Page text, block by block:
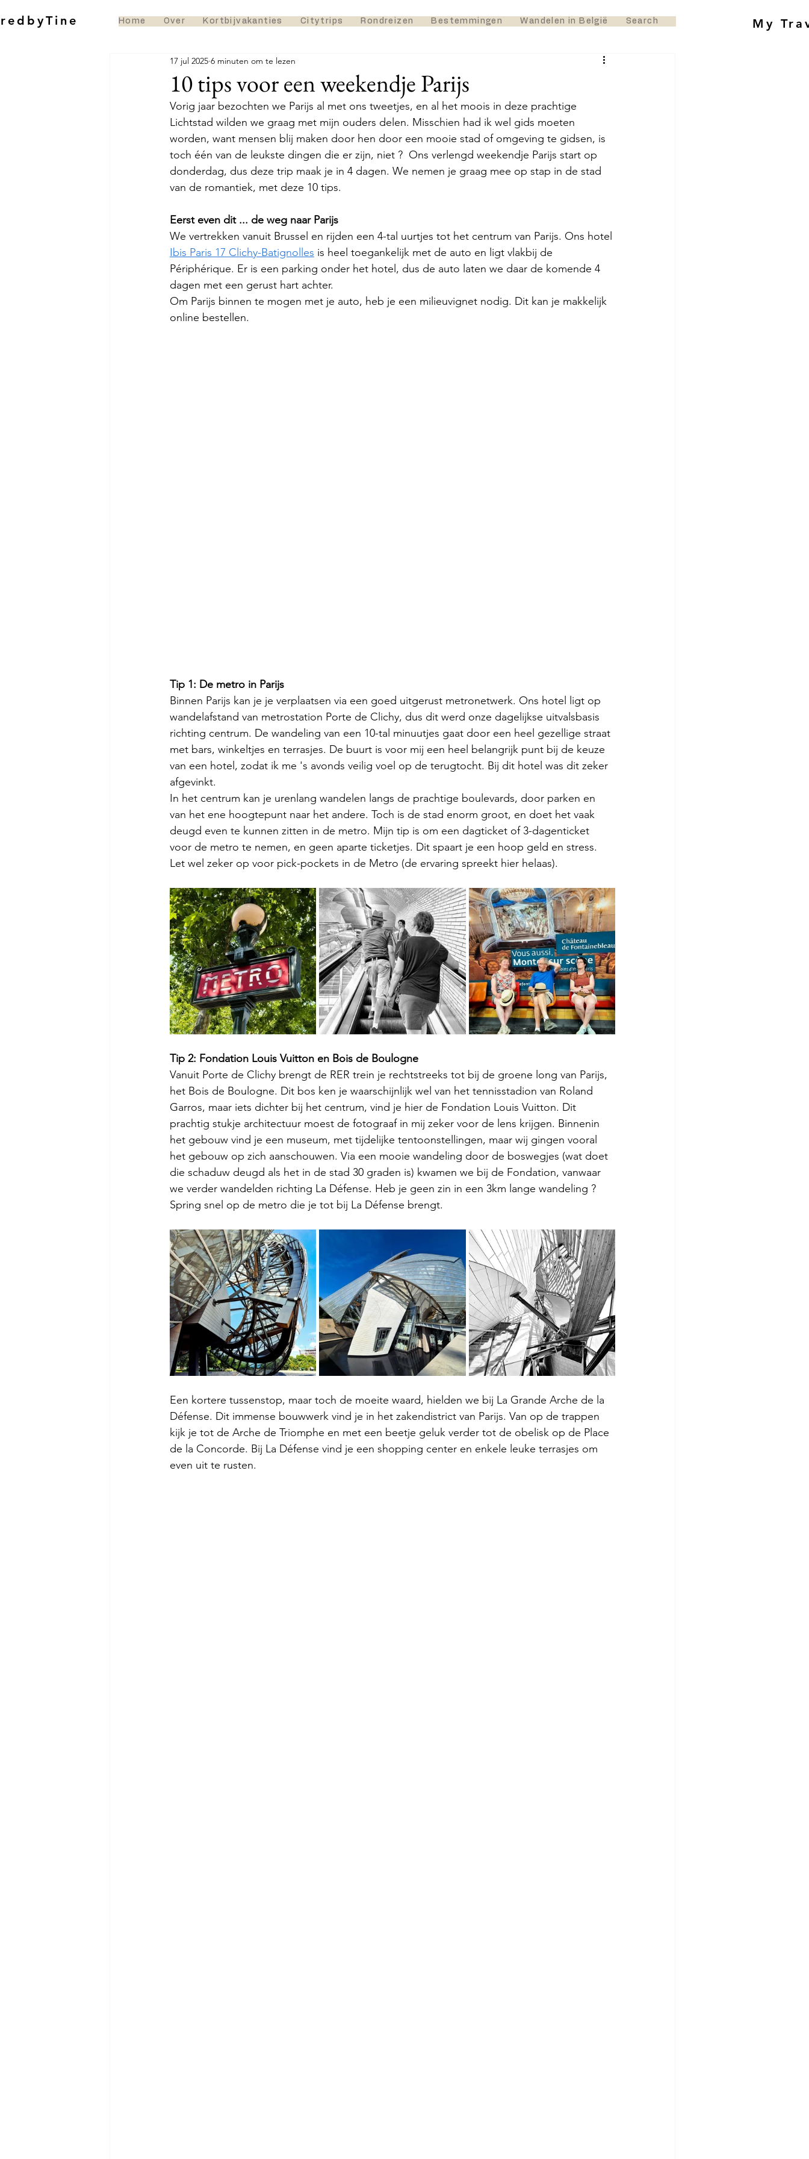
Home Over Kortbijvakanties Citytrips Rondreizen Bestemmingen Wandelen in België Search My
10 tips voor een weekendje Parijs
17 jul 2025 6 minuten om te lezen
Vorig jaar bezochten we Parijs al met ons tweetjes, en al het moois in deze prachtige
Lichtstad wilden we graag met mijn ouders delen. Misschien had ik wel gids moeten
worden, want mensen blij maken door hen door een mooie stad of omgeving te gidsen, is
toch één van de leukste dingen die er zijn, niet ?  Ons verlengd weekendje Parijs start op
donderdag, dus deze trip maak je in 4 dagen. We nemen je graag mee op stap in de stad
van de romantiek, met deze 10 tips.
Eerst even dit ... de weg naar Parijs
We vertrekken vanuit Brussel en rijden een 4-tal uurtjes tot het centrum van Parijs. Ons hotel
Ibis Paris 17 Clichy-Batignolles is heel toegankelijk met de auto en ligt vlakbij de
Périphérique. Er is een parking onder het hotel, dus de auto laten we daar de komende 4
dagen met een gerust hart achter.
Om Parijs binnen te mogen met je auto, heb je een milieuvignet nodig. Dit kan je makkelijk
online bestellen.
Tip 1: De metro in Parijs
Binnen Parijs kan je je verplaatsen via een goed uitgerust metronetwerk. Ons hotel ligt op
wandelafstand van metrostation Porte de Clichy, dus dit werd onze dagelijkse uitvalsbasis
richting centrum. De wandeling van een 10-tal minuutjes gaat door een heel gezellige straat
met bars, winkeltjes en terrasjes. De buurt is voor mij een heel belangrijk punt bij de keuze
van een hotel, zodat ik me 's avonds veilig voel op de terugtocht. Bij dit hotel was dit zeker
afgevinkt.
In het centrum kan je urenlang wandelen langs de prachtige boulevards, door parken en
van het ene hoogtepunt naar het andere. Toch is de stad enorm groot, en doet het vaak
deugd even te kunnen zitten in de metro. Mijn tip is om een dagticket of 3-dagenticket
voor de metro te nemen, en geen aparte ticketjes. Dit spaart je een hoop geld en stress.
Let wel zeker op voor pick-pockets in de Metro (de ervaring spreekt hier helaas).
Tip 2: Fondation Louis Vuitton en Bois de Boulogne
Vanuit Porte de Clichy brengt de RER trein je rechtstreeks tot bij de groene long van Parijs,
het Bois de Boulogne. Dit bos ken je waarschijnlijk wel van het tennisstadion van Roland
Garros, maar iets dichter bij het centrum, vind je hier de Fondation Louis Vuitton. Dit
prachtig stukje architectuur moest de fotograaf in mij zeker voor de lens krijgen. Binnenin
het gebouw vind je een museum, met tijdelijke tentoonstellingen, maar wij gingen vooral
het gebouw op zich aanschouwen. Via een mooie wandeling door de boswegjes (wat doet
die schaduw deugd als het in de stad 30 graden is) kwamen we bij de Fondation, vanwaar
we verder wandelden richting La Défense. Heb je geen zin in een 3km lange wandeling ?
Spring snel op de metro die je tot bij La Défense brengt.
Een kortere tussenstop, maar toch de moeite waard, hielden we bij La Grande Arche de la
Défense. Dit immense bouwwerk vind je in het zakendistrict van Parijs. Van op de trappen
kijk je tot de Arche de Triomphe en met een beetje geluk verder tot de obelisk op de Place
de la Concorde. Bij La Défense vind je een shopping center en enkele leuke terrasjes om
even uit te rusten.